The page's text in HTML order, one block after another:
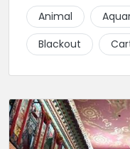
enfant et
conseil pour votre
pour rencontrer
Animal
Blackout